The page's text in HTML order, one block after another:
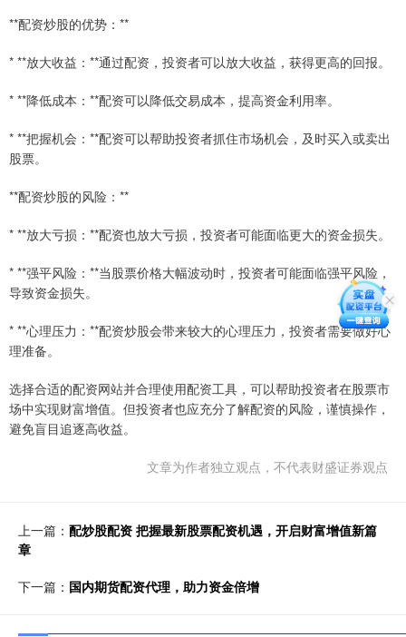
**配资炒股的优势：**
* **放大收益：**通过配资，投资者可以放大收益，获得更高的回报。
* **降低成本：**配资可以降低交易成本，提高资金利用率。
* **把握机会：**配资可以帮助投资者抓住市场机会，及时买入或卖出
股票。
**配资炒股的风险：**
* **放大亏损：**配资也放大亏损，投资者可能面临更大的资金损失。
* **强平风险：**当股票价格大幅波动时，投资者可能面临强平风险，
导致资金损失。
* **心理压力：**配资炒股会带来较大的心理压力，投资者需要做好心
理准备。
选择合适的配资网站并合理使用配资工具，可以帮助投资者在股票市
场中实现财富增值。但投资者也应充分了解配资的风险，谨慎操作，
避免盲目追逐高收益。
文章为作者独立观点，不代表财盛证券观点
上一篇： 配炒股配资 把握最新股票配资机遇，开启财富增值新篇
章
下一篇： 国内期货配资代理，助力资金倍增